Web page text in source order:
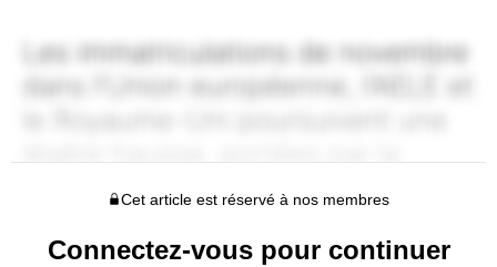
Cet article est réservé à nos membres
Connectez-vous pour continuer